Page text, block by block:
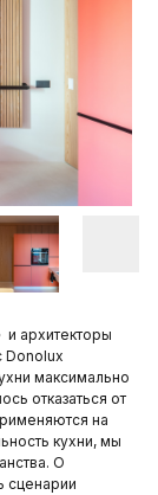
и архитекторы
Donolux
максимально
отказаться от
на
кухни, мы
О
сценарии